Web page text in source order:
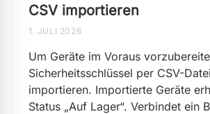
CSV importieren
1. JULI 2026
Um Geräte im Voraus
Sicherheitsschlüssel per CSV-
importieren. Importierte Geräte
Status „Auf Lager“. Verbindet ein